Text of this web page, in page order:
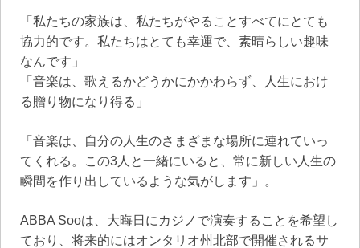
「私たちの家族は、私たちがやることすべてにとても
協力的です。私たちはとても幸運で、素晴らしい趣味
なんです」
「音楽は、歌えるかどうかにかかわらず、人生におけ
る贈り物になり得る」
「音楽は、自分の人生のさまざまな場所に連れていっ
てくれる。この3人と一緒にいると、常に新しい人生の
瞬間を作り出しているような気がします」。
ABBA Sooは、大晦日にカジノで演奏することを希望し
ており、将来的にはオンタリオ州北部で開催されるサ